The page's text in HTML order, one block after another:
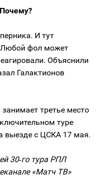
И тут
Любой фол может
Объяснили
Галактионов
третье место
туре
выезде с ЦСКА 17 мая.
30‑го тура РПЛ
«Матч ТВ»